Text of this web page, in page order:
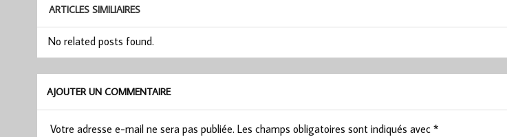
ARTICLES SIMILIAIRES
No related posts found.
AJOUTER UN COMMENTAIRE
Votre adresse e-mail ne sera pas publiée. Les champs obligatoires sont indiqués avec *